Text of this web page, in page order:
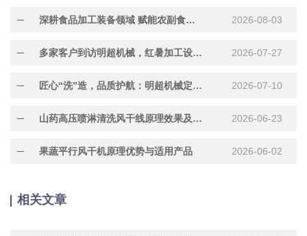
深耕食品加工装备领域 赋能农副食品产业提质增效 2026-08-03
多家客户到访明超机械，红暑加工设备现场试机洽谈合作 2026-07-27
匠心“洗”造，品质护航：明超机械定制化304不锈钢水果清洗机正在加紧赶制中 2026-07-10
山药高压喷淋清洗风干线原理效果及适用产品 2026-06-23
果蔬平行风干机原理优势与适用产品 2026-06-02
相关文章